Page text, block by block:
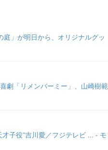
」が明日から、オリジナルグッ
劇「リメンバーミー」、山崎樹範
才子役”吉川愛／フジテレビ ... - モ